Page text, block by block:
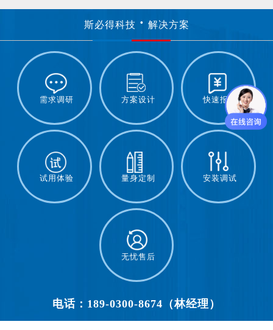
斯必得科技 解决方案
需求调研 方案设计 快速报价
试用体验 量身定制 安装调试
无忧售后
电话：189-0300-8674（林经理）